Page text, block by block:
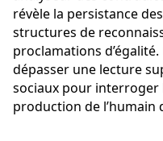
révèle la persistance
structures de
proclamations
dépasser une lecture
sociaux pour
production de l’humain